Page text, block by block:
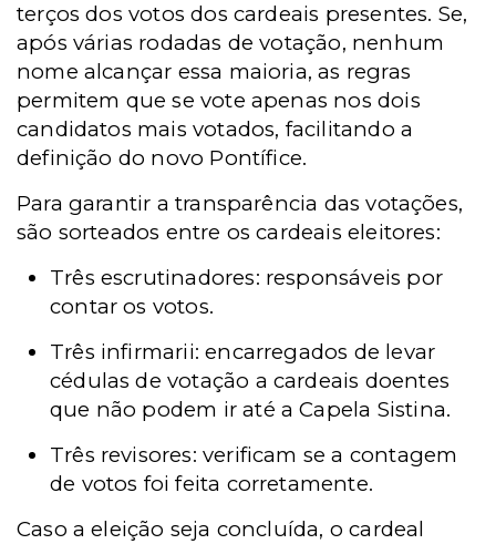
terços dos votos dos cardeais presentes. Se,
após várias rodadas de votação, nenhum
nome alcançar essa maioria, as regras
permitem que se vote apenas nos dois
candidatos mais votados, facilitando a
definição do novo Pontífice.
Para garantir a transparência das votações,
são sorteados entre os cardeais eleitores:
Três escrutinadores: responsáveis por
contar os votos.
Três infirmarii: encarregados de levar
cédulas de votação a cardeais doentes
que não podem ir até a Capela Sistina.
Três revisores: verificam se a contagem
de votos foi feita corretamente.
Caso a eleição seja concluída, o cardeal